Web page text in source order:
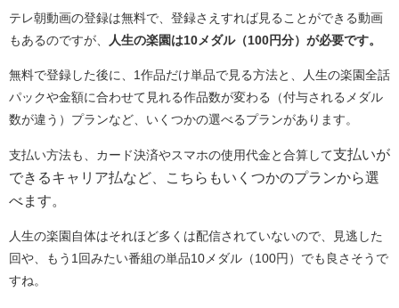
テレ朝動画の登録は無料で、登録さえすれば見ることができる動画
もあるのですが、
人生の楽園は10メダル（100円分）が必要です。
無料で登録した後に、1作品だけ単品で見る方法と、人生の楽園全話
パックや金額に合わせて見れる作品数が変わる（付与されるメダル
数が違う）プランなど、いくつかの選べるプランがあります。
支払い方法も、カード決済やスマホの使用代金と合算して支払いが
できるキャリア払など、こちらもいくつかのプランから選
べます。
人生の楽園自体はそれほど多くは配信されていないので、見逃した
回や、もう1回みたい番組の単品10メダル（100円）でも良さそうで
すね。